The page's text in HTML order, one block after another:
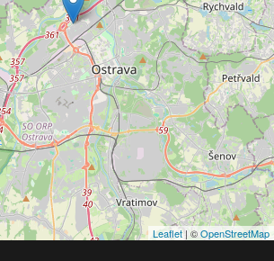
Leaflet| ©OpenStreetMap